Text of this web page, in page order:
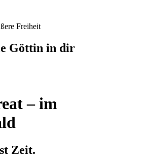
Freiheit
Göttin in dir
– im
Zeit.